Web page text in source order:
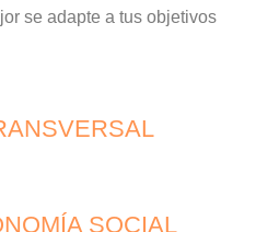
se adapte a tus objetivos
SOCIAL